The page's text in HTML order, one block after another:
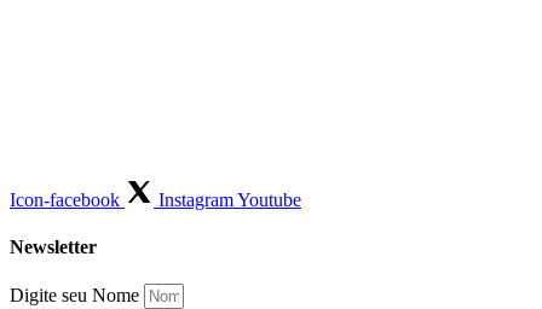
Icon-facebook InstagramYoutube
Newsletter
Digite seu Nome